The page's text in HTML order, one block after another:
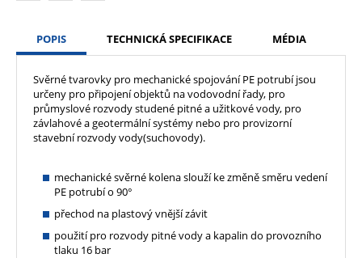
POPIS TECHNICKÁ SPECIFIKACE MÉDIA
Svěrné tvarovky pro mechanické spojování PE potrubí jsou
určeny pro připojení objektů na vodovodní řady, pro
průmyslové rozvody studené pitné a užitkové vody, pro
závlahové a geotermální systémy nebo pro provizorní
stavební rozvody vody(suchovody).
mechanické svěrné kolena slouží ke změně směru vedení
PE potrubí o 90°
přechod na plastový vnější závit
použití pro rozvody pitné vody a kapalin do provozního
tlaku 16 bar